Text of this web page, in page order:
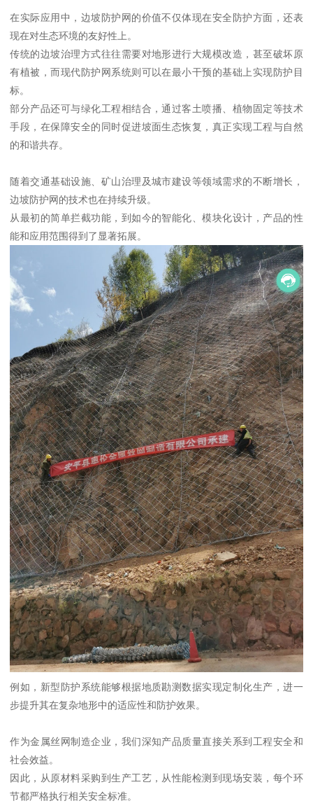
在实际应用中，边坡防护网的价值不仅体现在安全防护方面，还表
现在对生态环境的友好性上。
传统的边坡治理方式往往需要对地形进行大规模改造，甚至破坏原
有植被，而现代防护网系统则可以在最小干预的基础上实现防护目
标。
部分产品还可与绿化工程相结合，通过客土喷播、植物固定等技术
手段，在保障安全的同时促进坡面生态恢复，真正实现工程与自然
的和谐共存。
随着交通基础设施、矿山治理及城市建设等领域需求的不断增长，
边坡防护网的技术也在持续升级。
从最初的简单拦截功能，到如今的智能化、模块化设计，产品的性
能和应用范围得到了显著拓展。
例如，新型防护系统能够根据地质勘测数据实现定制化生产，进一
步提升其在复杂地形中的适应性和防护效果。
作为金属丝网制造企业，我们深知产品质量直接关系到工程安全和
社会效益。
因此，从原材料采购到生产工艺，从性能检测到现场安装，每个环
节都严格执行相关安全标准。